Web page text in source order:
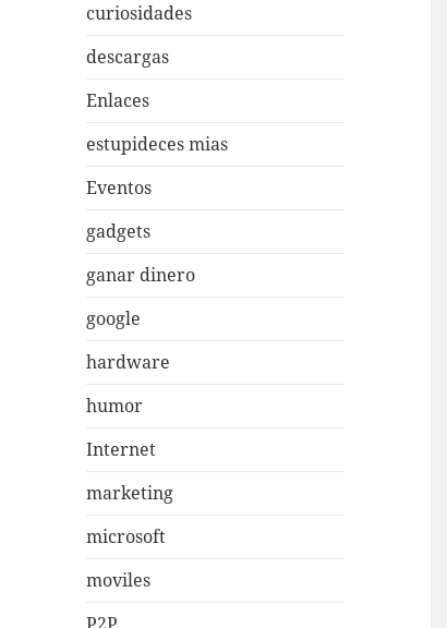
curiosidades
descargas
Enlaces
estupideces mias
Eventos
gadgets
ganar dinero
google
hardware
humor
Internet
marketing
microsoft
moviles